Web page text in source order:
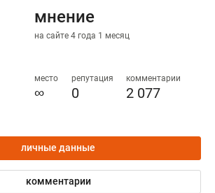
мнение
на сайте 4 года 1 месяц
место
∞
репутация
0
комментарии
2 077
личные данные
комментарии